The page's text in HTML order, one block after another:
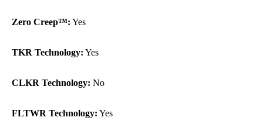
Zero Creep™: Yes
TKR Technology: Yes
CLKR Technology: No
FLTWR Technology: Yes